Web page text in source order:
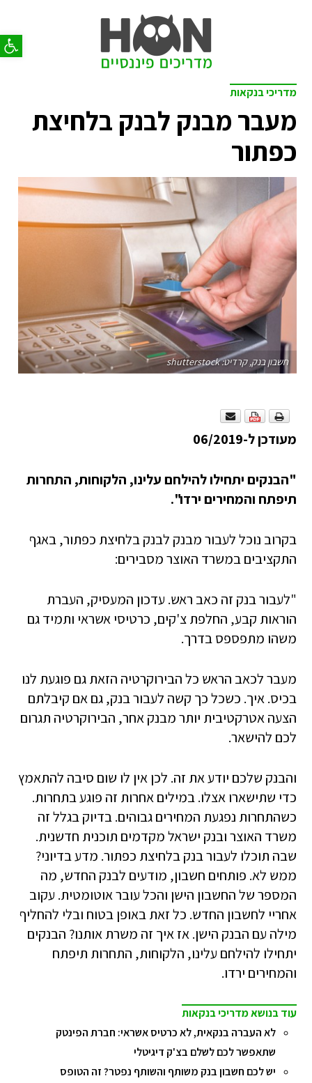
פתח
מדריכי בנקאות
מעבר מבנק לבנק בלחיצת
כפתור
חשבון בנק, קרדיט: shutterstock
מעודכן ל-06/2019
"הבנקים יתחילו להילחם עלינו, הלקוחות, התחרות
תיפתח והמחירים ירדו".
בקרוב נוכל לעבור מבנק לבנק בלחיצת כפתור, באגף
התקציבים במשרד האוצר מסבירים:
"לעבור בנק זה כאב ראש. עדכון המעסיק, העברת
הוראות קבע, החלפת צ'קים, כרטיסי אשראי ותמיד גם
משהו מתפספס בדרך.
מעבר לכאב הראש כל הבירוקרטיה הזאת גם פוגעת לנו
בכיס. איך. כשכל כך קשה לעבור בנק, גם אם קיבלתם
הצעה אטרקטיבית יותר מבנק אחר, הבירוקרטיה תגרום
לכם להישאר.
והבנק שלכם יודע את זה. לכן אין לו שום סיבה להתאמץ
כדי שתישארו אצלו. במילים אחרות זה פוגע בתחרות.
כשהתחרות נפגעת המחירים גבוהים. בדיוק בגלל זה
משרד האוצר ובנק ישראל מקדמים תוכנית חדשנית.
שבה תוכלו לעבור בנק בלחיצת כפתור. מדע בדיוני?
ממש לא. פותחים חשבון, מודעים לבנק החדש, מה
המספר של החשבון הישן והכל עובר אוטומטית. עקוב
אחריי לחשבון החדש. כל זאת באופן בטוח ובלי להחליף
מילה עם הבנק הישן. אז איך זה משרת אותנו? הבנקים
יתחילו להילחם עלינו, הלקוחות, התחרות תיפתח
והמחירים ירדו.
עוד בנושא מדריכי בנקאות
לא העברה בנקאית, לא כרטיס אשראי: חברת הפינטק
שתאפשר לכם לשלם בצ'ק דיגיטלי
יש לכם חשבון בנק משותף והשותף נפטר? זה הטופס